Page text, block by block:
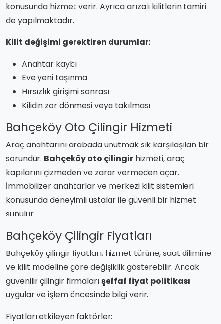
konusunda hizmet verir. Ayrıca arızalı kilitlerin tamiri
de yapılmaktadır.
Kilit değişimi gerektiren durumlar:
Anahtar kaybı
Eve yeni taşınma
Hırsızlık girişimi sonrası
Kilidin zor dönmesi veya takılması
Bahçeköy Oto Çilingir Hizmeti
Araç anahtarını arabada unutmak sık karşılaşılan bir
sorundur. Bahçeköy oto çilingir hizmeti, araç
kapılarını çizmeden ve zarar vermeden açar.
İmmobilizer anahtarlar ve merkezi kilit sistemleri
konusunda deneyimli ustalar ile güvenli bir hizmet
sunulur.
Bahçeköy Çilingir Fiyatları
Bahçeköy çilingir fiyatları; hizmet türüne, saat dilimine
ve kilit modeline göre değişiklik gösterebilir. Ancak
güvenilir çilingir firmalarışeffaf fiyat politikası
uygular ve işlem öncesinde bilgi verir.
Fiyatları etkileyen faktörler: